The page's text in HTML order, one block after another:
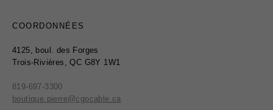
COORDONNÉES
4125, boul. des Forges
Trois-Rivières, QC G8Y 1W1
819-697-3300
boutique.pierre@cgocable.ca